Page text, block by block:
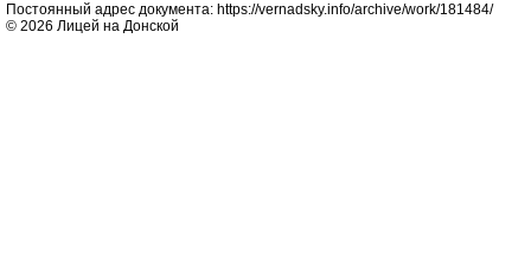
Постоянный адрес документа: https://vernadsky.info/archive/work/181484/
© 2026 Лицей на Донской